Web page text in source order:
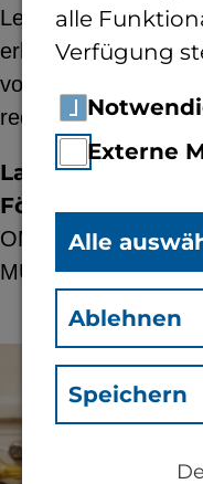
Leistungsdichte in
erhöhen, zum
von 50-Hz-
reduzieren.
Laufzeit:
Förderer:
OMICRON
MUEGGE GMBH
alle
Verfügung
Externe
Alle
Ablehnen
Speichern